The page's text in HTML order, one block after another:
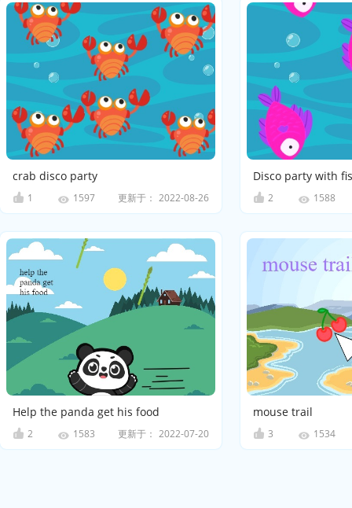
crab disco party
1 1597 更新于： 2022-08-26
Disco party with
2 1588
Help the panda get his food
2 1583 更新于： 2022-07-20
mouse trail
3 1534